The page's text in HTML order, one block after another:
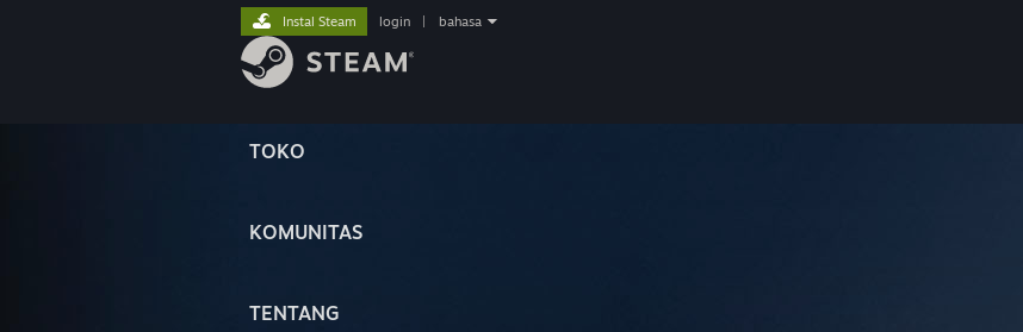
TOKO
KOMUNITAS
TENTANG
Instal Steam login bahasa